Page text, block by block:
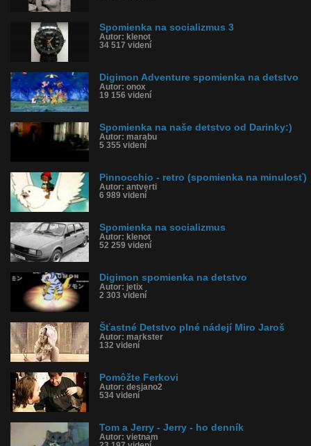
Spomienka na socializmus 3
Autor: klenot
34 517 videní
Digimon Adventure spomienka na detstvo
Autor: onox
19 156 videní
Spomienka na naše detstvo od Darinky:)
Autor: marabu
5 355 videní
Pinnocchio - retro (spomienka na minulosť)
Autor: antverti
6 989 videní
Spomienka na socializmus
Autor: klenot
52 259 videní
Digimon spomienka na detstvo
Autor: jetix
2 303 videní
Šťastné Detstvo plné nádejí Miro Jaroš
Autor: markster
132 videní
Pomôžte Ferkovi
Autor: desjano2
534 videní
Tom a Jerry - Jerry - ho denník
Autor: vietnam